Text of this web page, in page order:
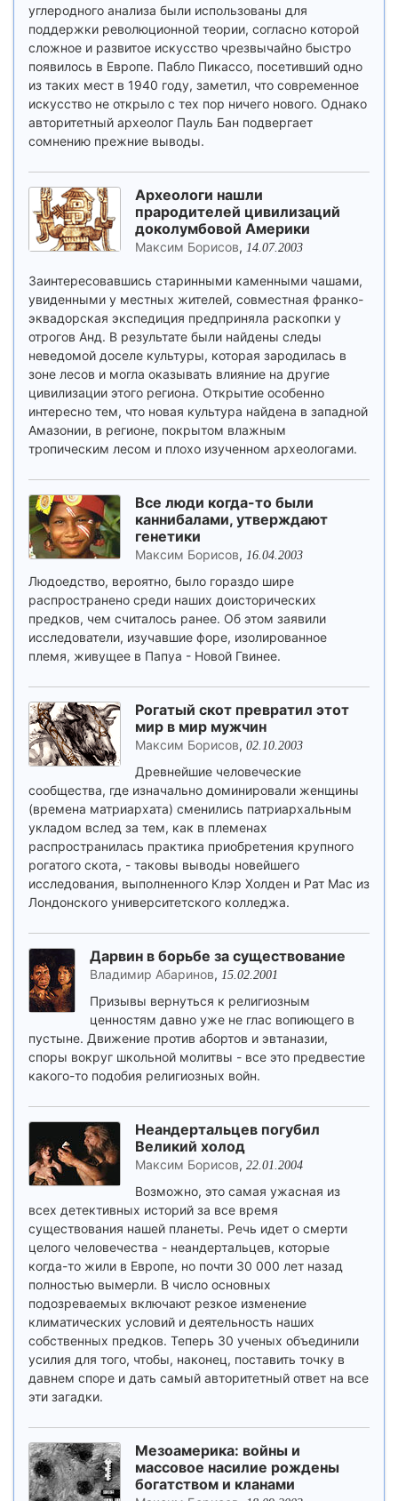
углеродного анализа были использованы для
поддержки революционной теории, согласно которой
сложное и развитое искусство чрезвычайно быстро
появилось в Европе. Пабло Пикассо, посетивший одно
из таких мест в 1940 году, заметил, что современное
искусство не открыло с тех пор ничего нового. Однако
авторитетный археолог Пауль Бан подвергает
сомнению прежние выводы.
Археологи нашли
прародителей цивилизаций
доколумбовой Америки
Максим Борисов, 14.07.2003
Заинтересовавшись старинными каменными чашами,
увиденными у местных жителей, совместная франко-
эквадорская экспедиция предприняла раскопки у
отрогов Анд. В результате были найдены следы
неведомой доселе культуры, которая зародилась в
зоне лесов и могла оказывать влияние на другие
цивилизации этого региона. Открытие особенно
интересно тем, что новая культура найдена в западной
Амазонии, в регионе, покрытом влажным
тропическим лесом и плохо изученном археологами.
Все люди когда-то были
каннибалами, утверждают
генетики
Максим Борисов, 16.04.2003
Людоедство, вероятно, было гораздо шире
распространено среди наших доисторических
предков, чем считалось ранее. Об этом заявили
исследователи, изучавшие форе, изолированное
племя, живущее в Папуа - Новой Гвинее.
Рогатый скот превратил этот
мир в мир мужчин
Максим Борисов, 02.10.2003
Древнейшие человеческие
сообщества, где изначально доминировали женщины
(времена матриархата) сменились патриархальным
укладом вслед за тем, как в племенах
распространилась практика приобретения крупного
рогатого скота, - таковы выводы новейшего
исследования, выполненного Клэр Холден и Рат Мас из
Лондонского университетского колледжа.
Дарвин в борьбе за существование
Владимир Абаринов, 15.02.2001
Призывы вернуться к религиозным
ценностям давно уже не глас вопиющего в
пустыне. Движение против абортов и эвтаназии,
споры вокруг школьной молитвы - все это предвестие
какого-то подобия религиозных войн.
Неандертальцев погубил
Великий холод
Максим Борисов, 22.01.2004
Возможно, это самая ужасная из
всех детективных историй за все время
существования нашей планеты. Речь идет о смерти
целого человечества - неандертальцев, которые
когда-то жили в Европе, но почти 30 000 лет назад
полностью вымерли. В число основных
подозреваемых включают резкое изменение
климатических условий и деятельность наших
собственных предков. Теперь 30 ученых объединили
усилия для того, чтобы, наконец, поставить точку в
давнем споре и дать самый авторитетный ответ на все
эти загадки.
Мезоамерика: войны и
массовое насилие рождены
богатством и кланами